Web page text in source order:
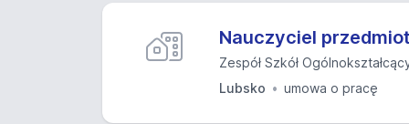
Nauczyciel
Zespół Szkół
Lubsko
umowa o pracę